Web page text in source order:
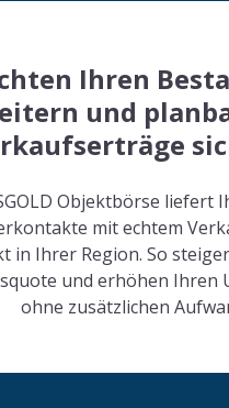
Ihren
und
Objektbörse liefert
mit echtem
in Ihrer Region. So
und erhöhen Ihren
ohne zusätzlichen